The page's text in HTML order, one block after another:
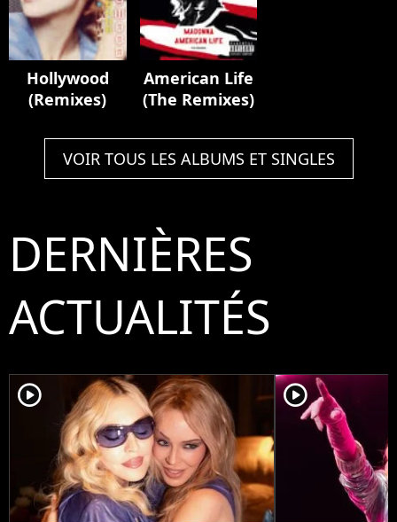
Hollywood
(Remixes)
American Life
(The Remixes)
VOIR TOUS LES ALBUMS ET SINGLES
DERNIÈRES
ACTUALITÉS
player2 player2